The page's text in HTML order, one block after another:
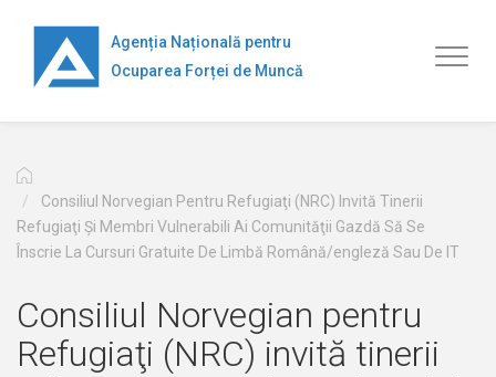
conţinutul
principal
Agenția Națională pentru
Ocuparea Forței de Muncă
Consiliul Norvegian Pentru Refugiaţi (NRC) Invită Tinerii
Refugiaţi Şi Membri Vulnerabili Ai Comunităţii Gazdă Să Se
Înscrie La Cursuri Gratuite De Limbă Română/engleză Sau De IT
Consiliul Norvegian pentru
Refugiaţi (NRC) invită tinerii